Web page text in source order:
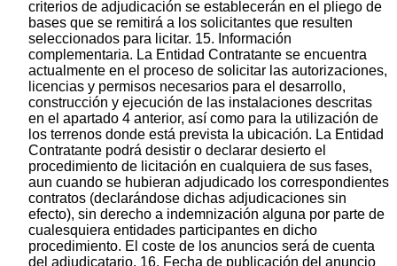
criterios de adjudicación se establecerán en el pliego de
bases que se remitirá a los solicitantes que resulten
seleccionados para licitar. 15. Información
complementaria. La Entidad Contratante se encuentra
actualmente en el proceso de solicitar las autorizaciones,
licencias y permisos necesarios para el desarrollo,
construcción y ejecución de las instalaciones descritas
en el apartado 4 anterior, así como para la utilización de
los terrenos donde está prevista la ubicación. La Entidad
Contratante podrá desistir o declarar desierto el
procedimiento de licitación en cualquiera de sus fases,
aun cuando se hubieran adjudicado los correspondientes
contratos (declarándose dichas adjudicaciones sin
efecto), sin derecho a indemnización alguna por parte de
cualesquiera entidades participantes en dicho
procedimiento. El coste de los anuncios será de cuenta
del adjudicatario. 16. Fecha de publicación del anuncio